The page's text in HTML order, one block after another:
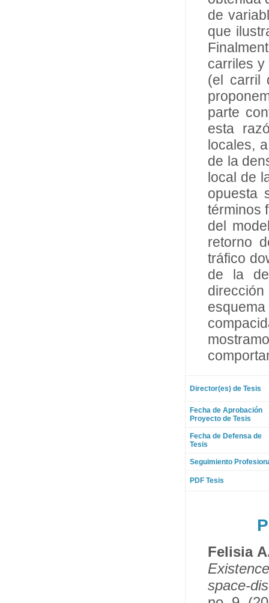
de
que
carriles y
(el carril
parte
esta
locales,
de la
local de
opuesta
términos
del
retorno
tráfico
de la
Director(es) de Tesis
Fecha de Aprobación
Proyecto de Tesis
Fecha de Defensa de
Tesis
Seguimiento
PDF Tesis
Felisia
space-